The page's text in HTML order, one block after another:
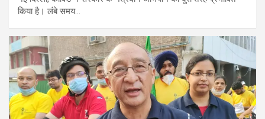
किया है। लंबे समय…